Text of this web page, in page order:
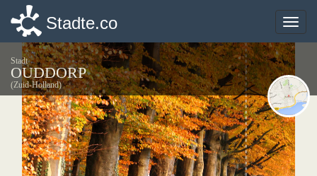
Toggle
Stadte.co
Stadt
OUDDORP
(Zuid-Holland)
Toggle
Stadte.co